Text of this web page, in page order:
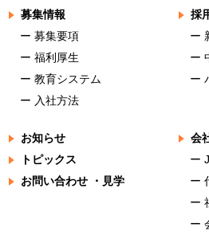
募集情報
ー 募集要項
ー 福利厚生
ー 教育システム
ー 入社方法
採
ー
ー
ー
お知らせ
トピックス
お問い合わせ ・見学
会
ー
ー
ー
ー